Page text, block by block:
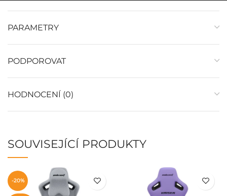
PARAMETRY
PODPOROVAT
HODNOCENÍ (0)
SOUVISEJÍCÍ PRODUKTY
-20%